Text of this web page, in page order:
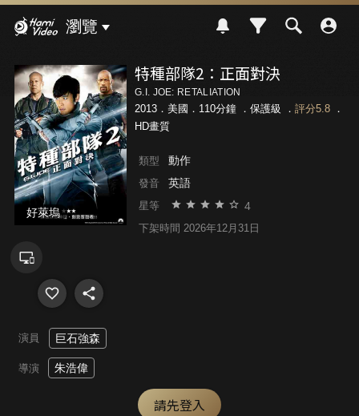
瀏覽
好萊塢
特種部隊2：正面對決
G.I. JOE: RETALIATION
2013．美國．110分鐘 ． 保護級 ． 評分5.8．
HD畫質
類型 動作
發音 英語
星等 4
下架時間 2026年12月31日
演員 巨石強森
導演 朱浩偉
請先登入